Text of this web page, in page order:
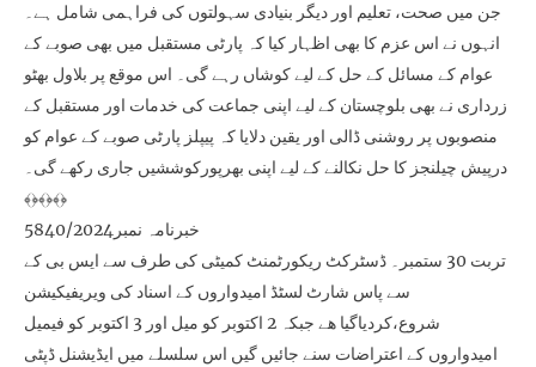
جن میں صحت، تعلیم اور دیگر بنیادی سہولتوں کی فراہمی شامل ہے۔
انہوں نے اس عزم کا بھی اظہار کیا کہ پارٹی مستقبل میں بھی صوبے کے
عوام کے مسائل کے حل کے لیے کوشاں رہے گی۔ اس موقع پر بلاول بھٹو
زرداری نے بھی بلوچستان کے لیے اپنی جماعت کی خدمات اور مستقبل کے
منصوبوں پر روشنی ڈالی اور یقین دلایا کہ پیپلز پارٹی صوبے کے عوام کو
درپیش چیلنجز کا حل نکالنے کے لیے اپنی بھرپورکوششیں جاری رکھے گی۔
﴾﴿﴾﴿﴾﴿
خبرنامہ نمبر5840/2024
تربت 30 ستمبر۔ ڈسٹرکٹ ریکورٹمنٹ کمیٹی کی طرف سے ایس بی کے
سے پاس شارٹ لسٹڈ امیدواروں کے اسناد کی ویریفیکیشن
شروع،کردیاگیا ھے جبکہ 2 اکتوبر کو میل اور 3 اکتوبر کو فیمیل
امیدواروں کے اعتراضات سنے جائیں گیں اس سلسلے میں ایڈیشنل ڈپٹی